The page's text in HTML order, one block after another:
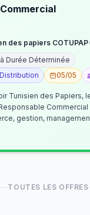
des papiers COTUPAP
Durée Déterminée
05/05
Tunisien des Papiers,
gestion, management ,
TOUTES LES OFFRES